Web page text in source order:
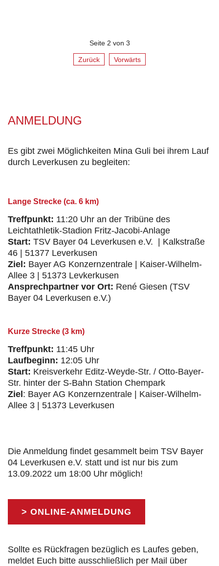
Seite 2 von 3
Zurück Vorwärts
ANMELDUNG
Es gibt zwei Möglichkeiten Mina Guli bei ihrem Lauf
durch Leverkusen zu begleiten:
Lange Strecke (ca. 6 km)
Treffpunkt: 11:20 Uhr an der Tribüne des
Leichtathletik-Stadion Fritz-Jacobi-Anlage
Start: TSV Bayer 04 Leverkusen e.V. | Kalkstraße
46 | 51377 Leverkusen
Ziel: Bayer AG Konzernzentrale | Kaiser-Wilhelm-
Allee 3 | 51373 Levkerkusen
Ansprechpartner vor Ort: René Giesen (TSV
Bayer 04 Leverkusen e.V.)
Kurze Strecke (3 km)
Treffpunkt: 11:45 Uhr
Laufbeginn: 12:05 Uhr
Start: Kreisverkehr Editz-Weyde-Str. / Otto-Bayer-
Str. hinter der S-Bahn Station Chempark
Ziel : Bayer AG Konzernzentrale | Kaiser-Wilhelm-
Allee 3 | 51373 Leverkusen
Die Anmeldung findet gesammelt beim TSV Bayer
04 Leverkusen e.V. statt und ist nur bis zum
13.09.2022 um 18:00 Uhr möglich!
> ONLINE-ANMELDUNG
Sollte es Rückfragen bezüglich es Laufes geben,
meldet Euch bitte ausschließlich per Mail über